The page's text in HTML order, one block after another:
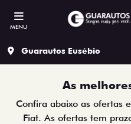
MENU
Guarautos Eusébio
As
Confira abaixo as ofertas
Fiat. As ofertas tem